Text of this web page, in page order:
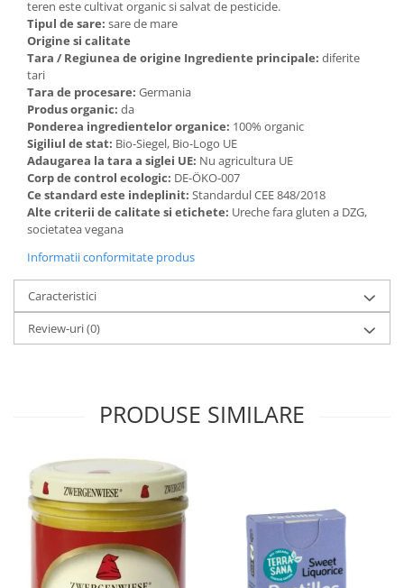
teren este cultivat organic si salvat de pesticide.
Tipul de sare: sare de mare
Origine si calitate
Tara / Regiunea de origine Ingrediente principale: diferite
tari
Tara de procesare: Germania
Produs organic: da
Ponderea ingredientelor organice: 100% organic
Sigiliul de stat: Bio-Siegel, Bio-Logo UE
Adaugarea la tara a siglei UE: Nu agricultura UE
Corp de control ecologic: DE-ÖKO-007
Ce standard este indeplinit: Standardul CEE 848/2018
Alte criterii de calitate si etichete: Ureche fara gluten a DZG,
societatea vegana
Informatii conformitate produs
Caracteristici
Review-uri(0)
PRODUSE SIMILARE